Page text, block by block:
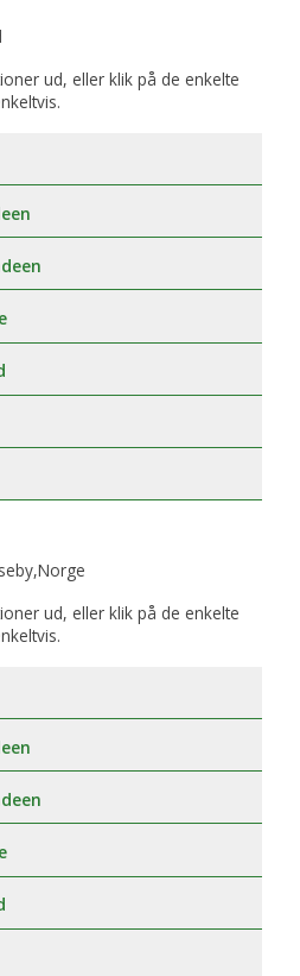
ud, eller klik på de enkelte
ud, eller klik på de enkelte